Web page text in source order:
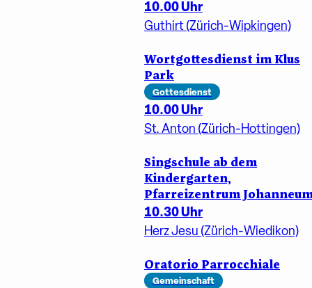
10.00 Uhr
Guthirt (Zürich-Wipkingen)
Wortgottesdienst im Klus
Park
Gottesdienst
10.00 Uhr
St. Anton (Zürich-Hottingen)
Singschule ab dem
Kindergarten,
Pfarreizentrum
10.30 Uhr
Herz Jesu (Zürich-Wiedikon)
Oratorio Parrocchiale
Gemeinschaft